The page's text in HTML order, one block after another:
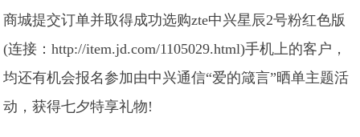
商城提交订单并取得成功选购zte中兴星辰2号粉红色版
(连接：http://item.jd.com/1105029.html)手机上的客户，
均还有机会报名参加由中兴通信“爱的箴言”晒单主题活
动，获得七夕特享礼物!